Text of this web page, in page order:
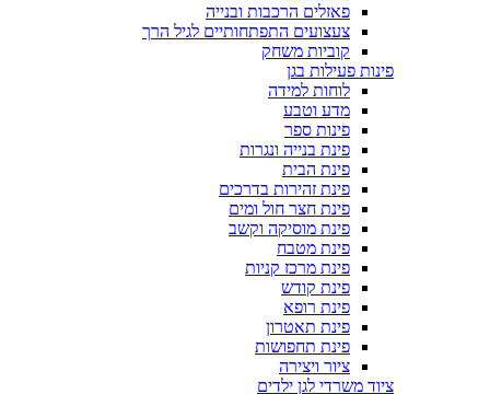
פאזלים הרכבות ובנייה
צעצועים התפתחותיים לגיל הרך
קוביות משחק
פינות פעילות בגן
לוחות למידה
מדע וטבע
פינות ספר
פינת בנייה ונגרות
פינת הבית
פינת זהירות בדרכים
פינת חצר חול ומים
פינת מוסיקה וקשב
פינת מטבח
פינת מרכז קניות
פינת קודש
פינת רופא
פינת תאטרון
פינת תחפושות
ציור ויצירה
ציוד משרדי לגן ילדים